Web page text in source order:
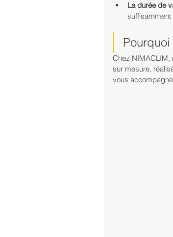
La durée de
Chez NIMACLIM,
sur mesure,
vous